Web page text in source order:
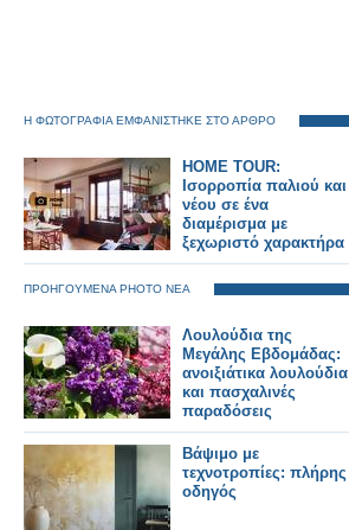
Η ΦΩΤΟΓΡΑΦΙΑ ΕΜΦΑΝΙΣΤΗΚΕ ΣΤΟ ΑΡΘΡΟ
HOME TOUR:
Ισορροπία παλιού και
νέου σε ένα
διαμέρισμα με
ξεχωριστό χαρακτήρα
ΠΡΟΗΓΟΥΜΕΝΑ PHOTO ΝΕΑ
Λουλούδια της
Μεγάλης Εβδομάδας:
ανοιξιάτικα λουλούδια
και πασχαλινές
παραδόσεις
Βάψιμο με
τεχνοτροπίες: πλήρης
οδηγός